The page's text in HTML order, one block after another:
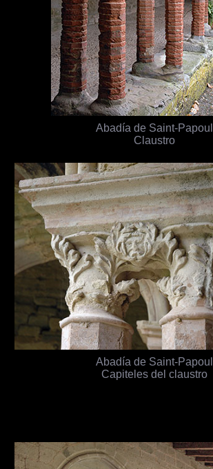
Abadía de Saint-Papoul
Claustro
Abadía de Saint-Papoul
Capiteles del claustro